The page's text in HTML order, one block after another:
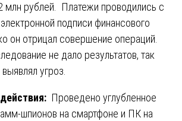
рублей. Платежи проводились с
подписи финансового
он отрицал совершение операций.
не дало результатов, так
угроз.
Проведено углубленное
шпионов на смартфоне и ПК на